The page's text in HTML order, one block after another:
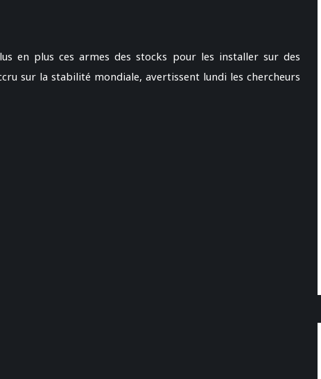
en plus ces armes des stocks pour les installer sur des
sur la stabilité mondiale, avertissent lundi les chercheurs